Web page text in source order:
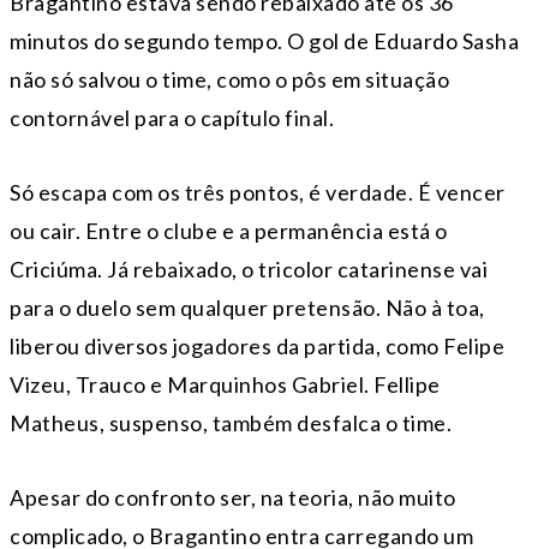
minutos do segundo tempo. O gol de Eduardo Sasha
não só salvou o time, como o pôs em situação
contornável para o capítulo final.
Só escapa com os três pontos, é verdade. É vencer
ou cair. Entre o clube e a permanência está o
Criciúma. Já rebaixado, o tricolor catarinense vai
para o duelo sem qualquer pretensão. Não à toa,
liberou diversos jogadores da partida, como Felipe
Vizeu, Trauco e Marquinhos Gabriel. Fellipe
Matheus, suspenso, também desfalca o time.
Apesar do confronto ser, na teoria, não muito
complicado, o Bragantino entra carregando um